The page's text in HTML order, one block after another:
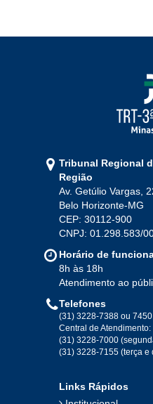
Ago
Set Out
Set
Fev Mar
Tribunal Regional
Região
Av. Getúlio Vargas,
Belo Horizonte-MG
CEP: 30112-900
CNPJ: 01.298.583/
Horário de
8h às 18h
Atendimento ao
Telefones
(31) 3228-7388 ou 7450
Central de Atendimento:
(31) 3228-7000
(31) 3228-7155 (terça e
Links Rápidos